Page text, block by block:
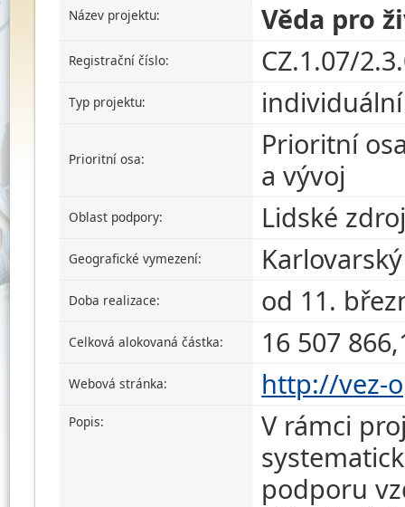
Název projektu: Věda pro
Registrační číslo: CZ.1.07/
Typ projektu:
Prioritní osa:
Prioritní
a vývoj
Oblast podpory: Lidské
Geografické vymezení:
Doba realizace: od 11.
Celková alokovaná částka: 16 507
Webová stránka: http://vez-
Popis:
V rámci
podporu